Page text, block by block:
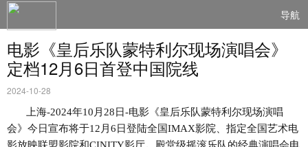
导航
电影《皇后乐队蒙特利尔现场演唱会》
定档12月6日首登中国院线
2024-10-28
上海-2024年10月28日-电影《皇后乐队蒙特利尔现场演唱
会》今日宣布将于12月6日登陆全国IMAX影院、指定全国艺术电